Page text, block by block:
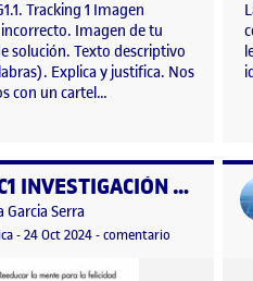
Tracking 1 Imagen
Imagen de tu
solución. Texto descriptivo
Explica y justifica. Nos
con un cartel…
PAC1 INVESTIGACIÓN TIPOGRÁFICA
por
Garcia Serra
-Fecha de publicación
24 Oct 202424 octubre, 2024 9:26 pm
-comentario en PAC1